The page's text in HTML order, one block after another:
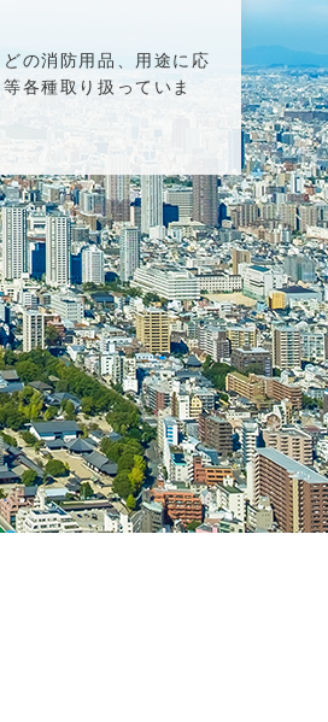
の消防用品、用途に応
各種取り扱っていま